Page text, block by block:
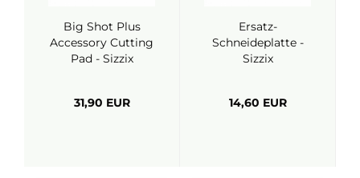
Big Shot Plus
Accessory Cutting
Pad - Sizzix
31,90 EUR
Ersatz-
Schneideplatte -
Sizzix
14,60 EUR